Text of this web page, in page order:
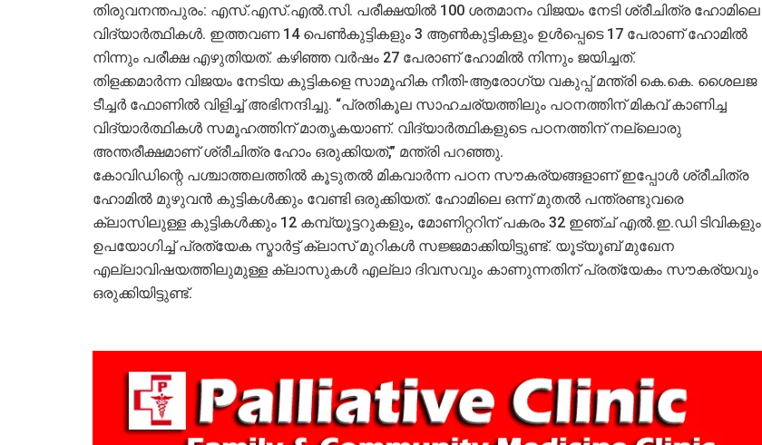
തിരുവനന്തപുരം: എസ്.എസ്.എല്‍.സി. പരീക്ഷയില്‍ 100 ശതമാനം വിജയം നേടി ശ്രീചിത്ര ഹോമിലെ
വിദ്യാര്‍ത്ഥികൾ. ഇത്തവണ 14 പെണ്‍കുട്ടികളും 3 ആണ്‍കുട്ടികളും ഉള്‍പ്പെടെ 17 പേരാണ് ഹോമില്‍
നിന്നും പരീക്ഷ എഴുതിയത്. കഴിഞ്ഞ വര്‍ഷം 27 പേരാണ് ഹോമില്‍ നിന്നും ജയിച്ചത്.
തിളക്കമാർന്ന വിജയം നേടിയ കുട്ടികളെ സാമൂഹിക നീതി-ആരോഗ്യ വകുപ്പ് മന്ത്രി കെ.കെ. ശൈലജ
ടീച്ചര്‍ ഫോണില്‍ വിളിച്ച് അഭിനന്ദിച്ചു. “പ്രതികൂല സാഹചര്യത്തിലും പഠനത്തിന് മികവ് കാണിച്ച
വിദ്യാര്‍ത്ഥികള്‍ സമൂഹത്തിന് മാതൃകയാണ്. വിദ്യാര്‍ത്ഥികളുടെ പഠനത്തിന് നല്ലൊരു
അന്തരീക്ഷമാണ് ശ്രീചിത്ര ഹോം ഒരുക്കിയത്,” മന്ത്രി പറഞ്ഞു.
കോവിഡിന്റെ പശ്ചാത്തലത്തില്‍ കൂടുതല്‍ മികവാര്‍ന്ന പഠന സൗകര്യങ്ങളാണ് ഇപ്പോള്‍ ശ്രീചിത്ര
ഹോമില്‍ മുഴുവന്‍ കുട്ടികള്‍ക്കും വേണ്ടി ഒരുക്കിയത്. ഹോമിലെ ഒന്ന് മുതല്‍ പന്ത്രണ്ടുവരെ
ക്ലാസിലുള്ള കുട്ടികള്‍ക്കും 12 കമ്പ്യൂട്ടറുകളും, മോണിറ്ററിന് പകരം 32 ഇഞ്ച് എല്‍.ഇ.ഡി ടിവികളും
ഉപയോഗിച്ച് പ്രത്യേക സ്മാര്‍ട്ട് ക്ലാസ് മുറികള്‍ സജ്ജമാക്കിയിട്ടുണ്ട്. യൂട്യൂബ് മുഖേന
എല്ലാവിഷയത്തിലുമുള്ള ക്ലാസുകള്‍ എല്ലാ ദിവസവും കാണുന്നതിന് പ്രത്യേകം സൗകര്യവും
ഒരുക്കിയിട്ടുണ്ട്.